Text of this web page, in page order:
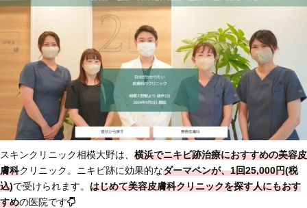
スキンクリニック相模大野は、 横浜でニキビ跡治療におすすめの美容皮
膚科クリニック。ニキビ跡に効果的なダーマペンが、1回25,000円(税
込)で受けられます。 はじめて美容皮膚科クリニックを探す人にもおす
すめの医院です